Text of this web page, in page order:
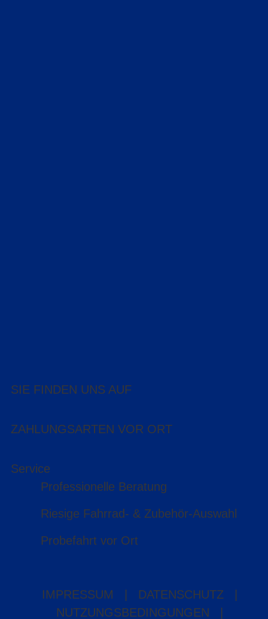
SIE FINDEN UNS AUF
ZAHLUNGSARTEN VOR ORT
Service
Professionelle Beratung
Riesige Fahrrad- & Zubehör-Auswahl
Probefahrt vor Ort
IMPRESSUM DATENSCHUTZ
NUTZUNGSBEDINGUNGEN